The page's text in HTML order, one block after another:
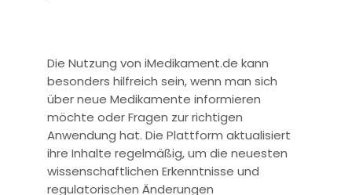
Die Nutzung von iMedikament.de kann
besonders hilfreich sein, wenn man sich
über neue Medikamente informieren
möchte oder Fragen zur richtigen
Anwendung hat. Die Plattform aktualisiert
ihre Inhalte regelmäßig, um die neuesten
wissenschaftlichen Erkenntnisse und
regulatorischen Änderungen